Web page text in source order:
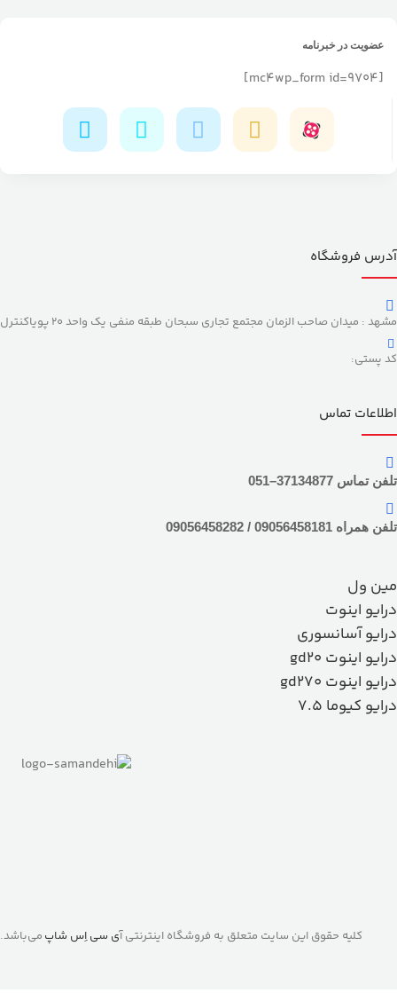
عضویت در خبرنامه
[mc4wp_form id=9704]
آدرس فروشگاه
مشهد : میدان صاحب الزمان مجتمع تجاری سبحان طبقه منفی یک واحد 20 پویاکنترل
کد پستی:
اطلاعات تماس
تلفن تماس 37134877–051
تلفن همراه 09056458181 / 09056458282
مین ول
درایو اینوت
درایو آسانسوری
درایو اینوت gd20
درایو اینوت gd270
درایو کیوما 7.5
کلیه حقوق این سایت متعلق به فروشگاه اینترنتی آی سی اِس شاپ می‌باشد.